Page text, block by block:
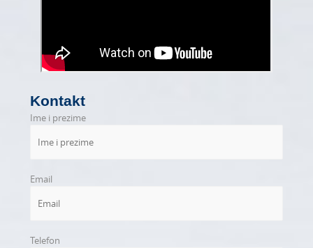
Kontakt
Ime i prezime
Email
Telefon